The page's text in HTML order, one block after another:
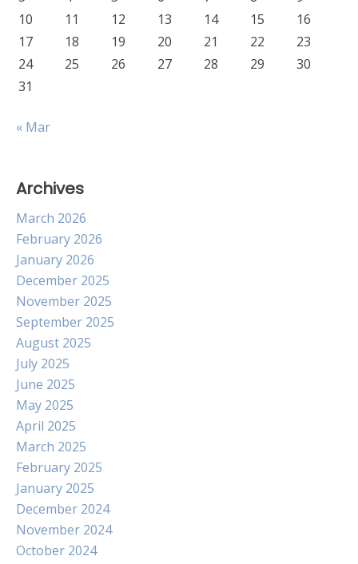
10
11 12 13 14 15
16
17
18 19 20 21 22
23
24
25 26 27 28 29
30
31
« Mar
Archives
March 2026
February 2026
January 2026
December 2025
November 2025
September 2025
August 2025
July 2025
June 2025
May 2025
April 2025
March 2025
February 2025
January 2025
December 2024
November 2024
October 2024